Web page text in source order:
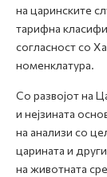
Медиа центар
Контакт
Е-Весник
на царинските
тарифна
согласност со
номенклатура.
Со развојот на
и нејзината
на анализи со
царината и
на животната